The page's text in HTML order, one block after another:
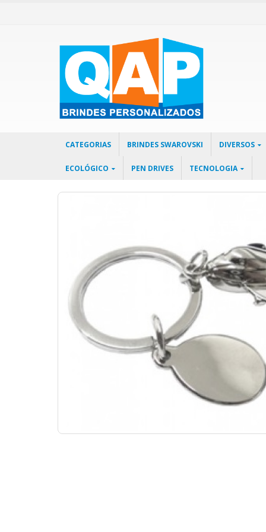
CATEGORIAS BRINDES SWAROVSKI DIVERSOS
ECOLÓGICO PEN DRIVES TECNOLOGIA